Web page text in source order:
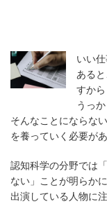
いい
ある
すか
うっ
そんなことにならな
を養っていく必要があ
認知科学の分野では
ない」ことが明らか
出演している人物に